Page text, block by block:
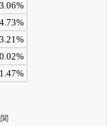
3.06%
0.02%